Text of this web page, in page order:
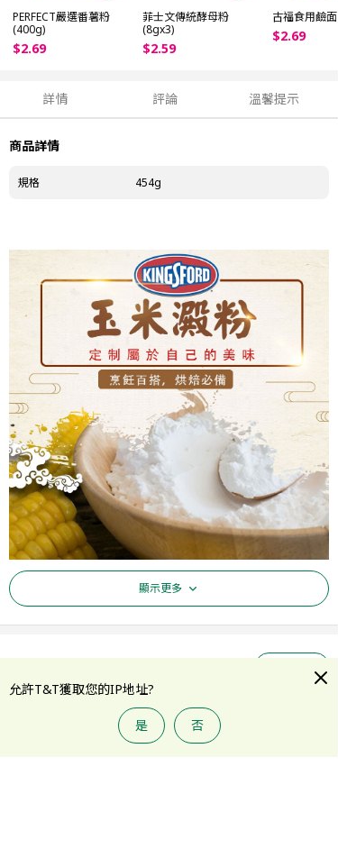
添加到購物車
PERFECT嚴選番薯粉
(400g)
$2.69
菲士文傳統酵母粉
(8gx3)
$2.59
古福食用鹼面
$2.69
詳情 評論 溫馨提示
商品詳情
規格 454g
顯示更多
允許T&T獲取您的IP地址?
是 否